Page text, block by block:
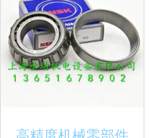
察